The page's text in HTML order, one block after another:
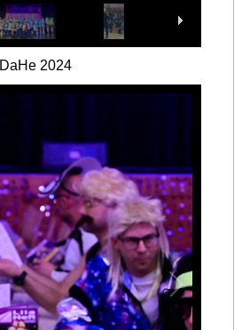
DaHe 2024